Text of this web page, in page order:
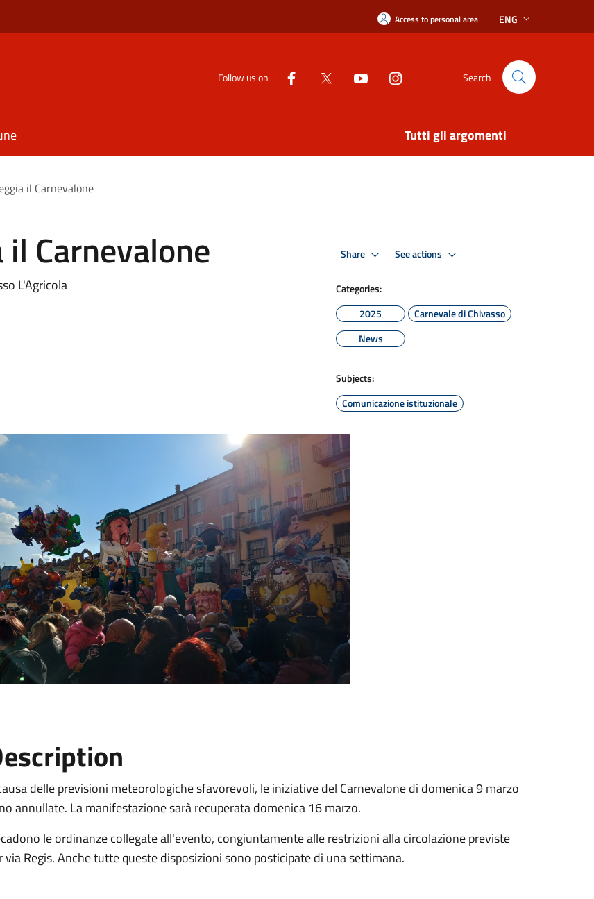
Access to personal area ENG
Follow us on Search
Tutti gli argomenti
il Carnevalone
Carnevalone
L'Agricola
Share See actions
Categories:
2025
Carnevale di Chivasso
News
Subjects:
Comunicazione istituzionale
delle previsioni meteorologiche sfavorevoli, le iniziative del Carnevalone di domenica 9 marzo
annullate. La manifestazione sarà recuperata domenica 16 marzo.
le ordinanze collegate all'evento, congiuntamente alle restrizioni alla circolazione previste
via Regis. Anche tutte queste disposizioni sono posticipate di una settimana.